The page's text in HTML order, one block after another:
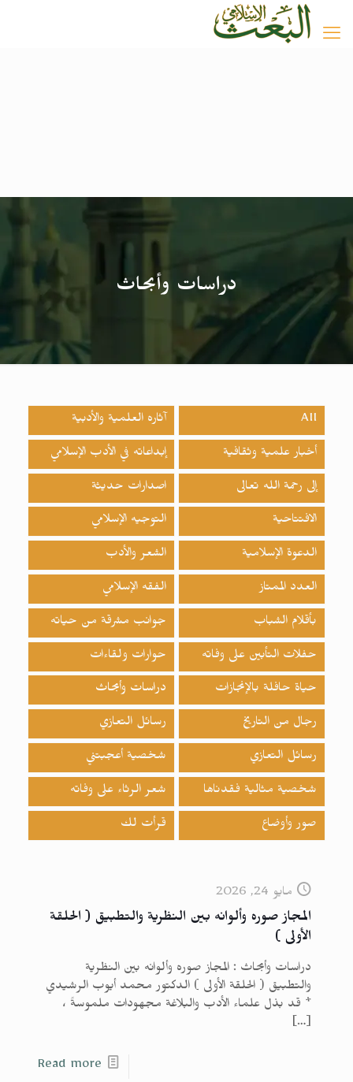
دراسات وأبحاث
All آثاره العلمية والأدبية
أخبار علمية وثقافية إبداعاته في الأدب الإسلامي
إلى رحمة الله تعالى اصدارات حدیثة
الافتتاحية التوجيه الإسلامي
الدعوة الإسلامية الشعر والأدب
العدد الممتاز الفقه الإسلامي
بأقلام الشباب جوانب مشرقة من حياته
حفلات التأبين على وفاته حوارات ولقاءات
حياة حافلة بالإنجازات دراسات وأبحاث
رجال من التاريخ رسائل التعازي
رسائل التعازي شخصية أعجبتني
شخصية مثالية فقدناها شعر الرثاء على وفاته
صور وأوضاع قرأت لك
مايو 24, 2026
المجاز صوره وألوانه بين النظرية والتطبيق ( الحلقة
الأولى )
دراسات وأبحاث : المجاز صوره وألوانه بين النظرية
والتطبيق ( الحلقة الأولى ) الدكتور محمد أيوب الرشيدي
* قد بذل علماء الأدب والبلاغة مجهودات ملموسةً ،
[…]
Read more